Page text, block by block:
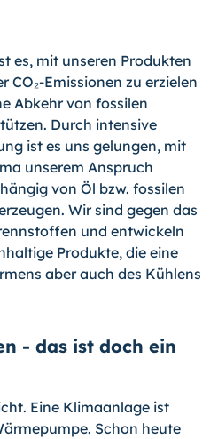
es, mit unseren Produkten
CO₂-Emissionen zu erzielen
Abkehr von fossilen
Durch intensive
ist es uns gelungen, mit
unserem Anspruch
von Öl bzw. fossilen
Wir sind gegen das
und entwickeln
Produkte, die eine
aber auch des Kühlens
- das ist doch ein
Eine Klimaanlage ist
Schon heute